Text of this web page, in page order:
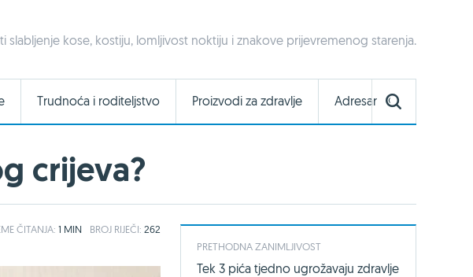
slabljenje kose, kostiju, lomljivost noktiju i znakove prijevremenog starenja.
Trudnoća i roditeljstvo Proizvodi za zdravlje Adresar
crijeva?
ČITANJA: 1 MIN BROJ RIJEČI: 262
PRETHODNA ZANIMLJIVOST
Tek 3 pića tjedno ugrožavaju zdravlje